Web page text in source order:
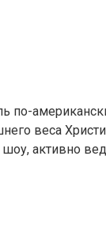
веса
активно